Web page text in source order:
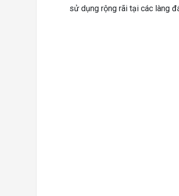
sử dụng rộng rãi tại các làng